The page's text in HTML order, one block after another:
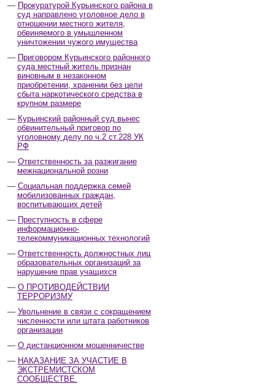
Прокуратурой Курьинского района в
суд направлено уголовное дело в
отношении местного жителя,
обвиняемого в умышленном
уничтожении чужого имущества
Приговором Курьинского районного
суда местный житель признан
виновным в незаконном
приобретении, хранении без цели
сбыта наркотического средства в
крупном размере
Курьинский районный суд вынес
обвинительный приговор по
уголовному делу по ч.2 ст.228 УК
РФ
Ответственность за разжигание
межнациональной розни
Социальная поддержка семей
мобилизованных граждан,
воспитывающих детей
Преступность в сфере
информационно-
телекоммуникационных технологий
Ответственность должностных лиц
образовательных организаций за
нарушение прав учащихся
О ПРОТИВОДЕЙСТВИИ
ТЕРРОРИЗМУ
Увольнение в связи с сокращением
численности или штата работников
организации
О дистанционном мошенничестве
НАКАЗАНИЕ ЗА УЧАСТИЕ В
ЭКСТРЕМИСТСКОМ
СООБЩЕСТВЕ.